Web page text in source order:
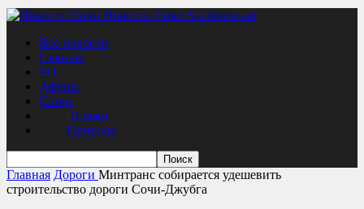
Новости Сочи Sochinews.io
Все новости
Главное
ЧП
Афиша
Спорт
Пляжи
Природа
Главная Дороги Минтранс собирается удешевить
строительство дороги Сочи-Джубга